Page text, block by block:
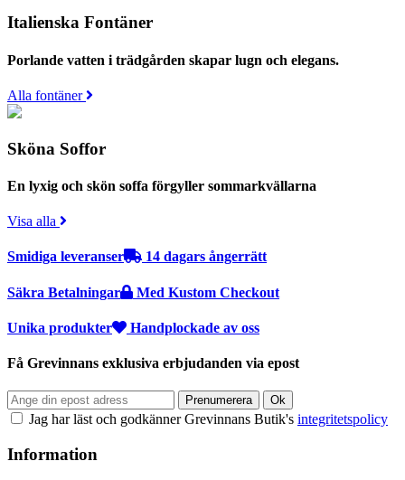
Italienska Fontäner
Porlande vatten i trädgården skapar lugn och elegans.
Alla fontäner
Sköna Soffor
En lyxig och skön soffa förgyller sommarkvällarna
Visa alla
Smidiga leveranser 14 dagars ångerrätt
Säkra Betalningar Med Kustom Checkout
Unika produkter Handplockade av oss
Få Grevinnans exklusiva erbjudanden via epost
Jag har läst och godkänner Grevinnans Butik's integritetspolicy
Information